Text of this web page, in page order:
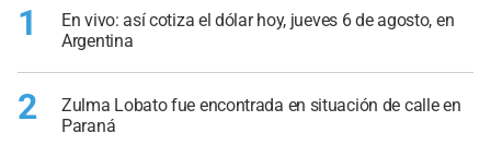
1
En vivo: así cotiza el dólar hoy, jueves 6 de agosto, en
Argentina
2
Zulma Lobato fue encontrada en situación de calle en
Paraná